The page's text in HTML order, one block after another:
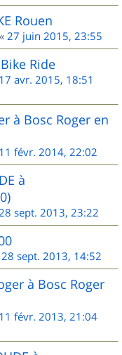
Rouen
« 27 juin 2015, 23:55
Ride
17 avr. 2015, 18:51
à Bosc Roger en
11 févr. 2014, 22:02
à
28 sept. 2013, 23:22
28 sept. 2013, 14:52
à Bosc Roger
11 févr. 2013, 21:04